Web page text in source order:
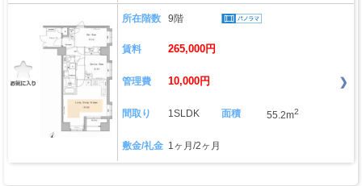
所在階数 9階
賃料 265,000円
管理費 10,000円
間取り 1SLDK 面積 55.2m2
敷金/礼金 1ヶ月/2ヶ月